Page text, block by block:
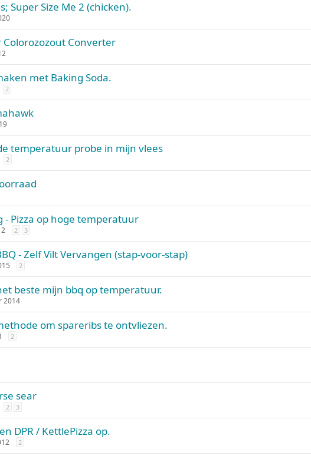
Super Size Me 2 (chicken).
Colorozozout Converter
met Baking Soda.
2
temperatuur probe in mijn vlees
2
- Pizza op hoge temperatuur
2 3
- Zelf Vilt Vervangen (stap-voor-stap)
2
beste mijn bbq op temperatuur.
2014
om spareribs te ontvliezen.
2
sear
2 3
DPR / KettlePizza op.
2